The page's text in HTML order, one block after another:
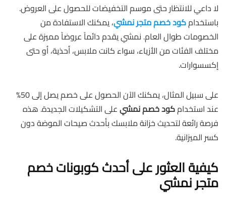
لا داعي للانتظار حتى موسم التخفيضات للحصول على العروض.
باستخدامكود خصم متجر نمشي، يمكنك الاستفادة من
الخصومات طوال العام. نمشي يقدم دائماً عروضاً مميزة على
مختلف الفئات من الأزياء، سواء كانت ملابس، أحذية، أو حتى
إكسسوارات.
على سبيل المثال، يمكنك الآن الحصول على خصم يصل إلى 50%
عند استخدامكود خصم نمشيعلى التشكيلات الجديدة. هذه
فرصة رائعة لتحديث خزانة ملابسك بأحدث صيحات الموضة دون
كسر الميزانية.
كيفية العثور على أحدث كوبونات خصم
متجر نمشي